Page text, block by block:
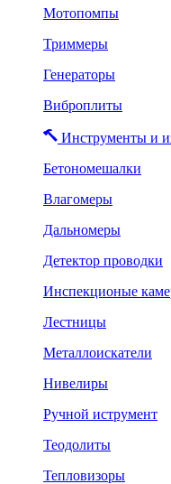
Мотопомпы
Триммеры
Генераторы
Виброплиты
Инструменты и
Бетономешалки
Влагомеры
Дальномеры
Детектор проводки
Инспекционые
Лестницы
Металлоискатели
Нивелиры
Ручной иструмент
Теодолиты
Тепловизоры